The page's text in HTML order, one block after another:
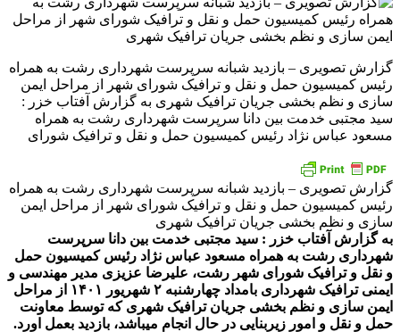
گزارش تصویری – بازدید شبانه سرپرست شهرداری رشت به همراه
رئیس کمیسیون حمل و نقل و ترافیک شورای شهر از مراحل ایمن
سازی و نظم بخشی جریان ترافیک شهری به گزارش آفتاب خزر :
سید مجتبی خدمت بین دانا سرپرست شهرداری رشت به همراه
مسعود عباس نژاد رئیس کمیسیون حمل و نقل و ترافیک شورای
گزارش تصویری – بازدید شبانه سرپرست شهرداری رشت به همراه
رئیس کمیسیون حمل و نقل و ترافیک شورای شهر از مراحل ایمن
سازی و نظم بخشی جریان ترافیک شهری
به گزارش آفتاب خزر : سید مجتبی خدمت بین دانا سرپرست
شهرداری رشت به همراه مسعود عباس نژاد رئیس کمیسیون حمل
و نقل و ترافیک شورای شهر رشت، علیرضا عزیزی مدیر مهندسی و
ایمنی ترافیک شهرداری بامداد چهارشنبه ۲ شهریور ۱۴۰۱ از مراحل
ایمن سازی و نظم بخشی جریان ترافیک شهری که توسط معاونت
حمل و نقل و امور زیربنایی در حال انجام میباشد، بازدید بعمل اورد.